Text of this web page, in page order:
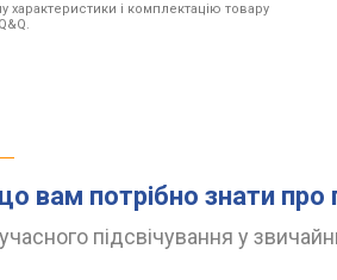
і комплектацію товару
вам потрібно знати про
підсвічування у